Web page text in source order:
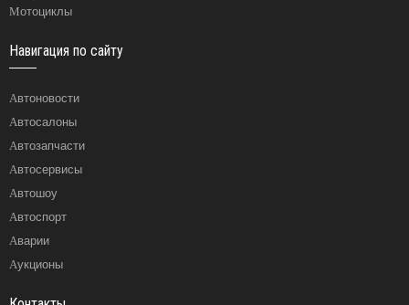
Мотоциклы
Навигация по сайту
Автоновости
Автосалоны
Автозапчасти
Автосервисы
Автошоу
Автоспорт
Аварии
Аукционы